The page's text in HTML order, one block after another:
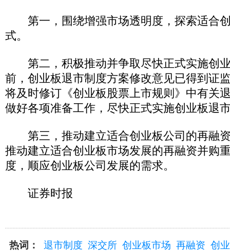
第一，围绕增强市场透明度，探索适合
式。
第二，积极推动并争取尽快正式实施创
前，创业板退市制度方案修改意见已得到证
将及时修订《创业板股票上市规则》中有关
做好各项准备工作，尽快正式实施创业板退
第三，推动建立适合创业板公司的再融
推动建立适合创业板市场发展的再融资并购
度，顺应创业板公司发展的需求。
证券时报
热词： 退市制度 深交所 创业板市场 再融资 创